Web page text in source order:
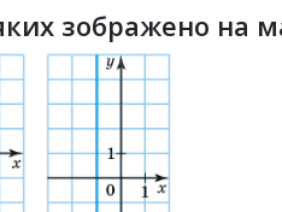
зображено на